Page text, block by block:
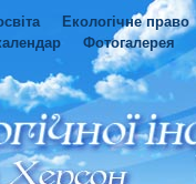
Екологічне право
Фотогалерея